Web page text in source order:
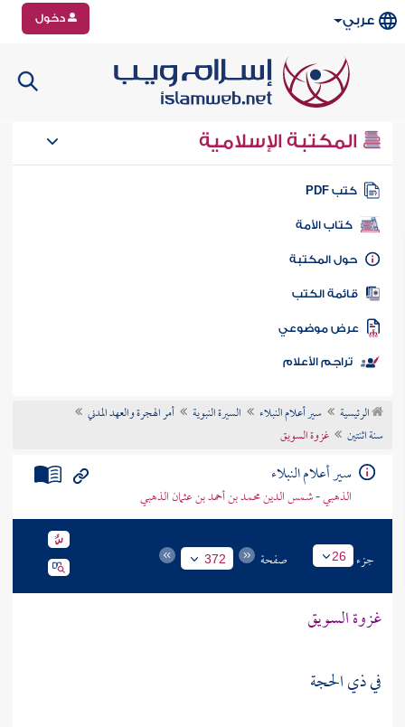
عربي دخول
المكتبة الإسلامية
كتب PDF
كتاب الأمة
المكتبة
الكتب
موضوعي
تراجم الأعلام
الرئيسية سير أعلام النبلاء السيرة النبوية
أمر الهجرة والعهد المدني
سنة اثنتين
غزوة السويق
سير أعلام النبلاء
الذهبي - شمس الدين محمد بن أحمد بن عثمان الذهبي
جزء 26 صفحة 372
غزوة السويق
في ذي الحجة